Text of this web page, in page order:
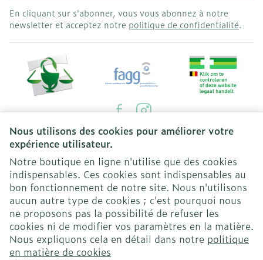
Nous utilisons des cookies pour améliorer votre
expérience utilisateur.
Notre boutique en ligne n'utilise que des cookies
indispensables. Ces cookies sont indispensables au
bon fonctionnement de notre site. Nous n'utilisons
aucun autre type de cookies ; c'est pourquoi nous
ne proposons pas la possibilité de refuser les
cookies ni de modifier vos paramètres en la matière.
Nous expliquons cela en détail dans notre politique
en matière de cookies
En cliquant sur s'abonner, vous vous abonnez à notre
newsletter et acceptez notre politique de confidentialité.
Liens légaux